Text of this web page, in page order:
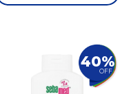
40%
OFF